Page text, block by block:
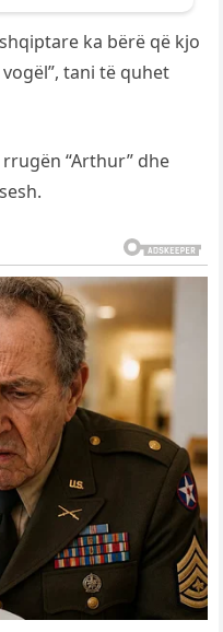
ka bërë që kjo
tani të quhet
“Arthur” dhe